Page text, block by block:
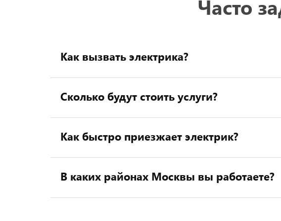
Часто
Как вызвать электрика?
Сколько будут стоить услуги?
Как быстро приезжает электрик?
В каких районах Москвы вы работаете?